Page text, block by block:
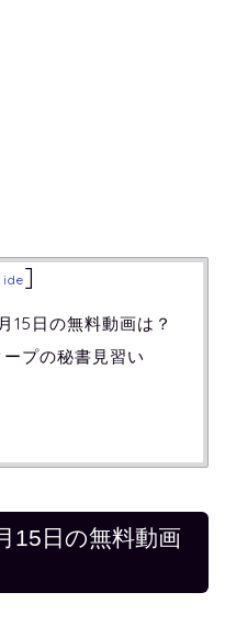
]
15日の無料動画は？
プの秘書見習い
15日の無料動画